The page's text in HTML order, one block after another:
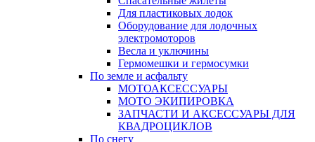
Для пластиковых лодок
Оборудование для лодочных
электромоторов
Весла и уключины
Гермомешки и гермосумки
По земле и асфальту
МОТОАКСЕССУАРЫ
МОТО ЭКИПИРОВКА
ЗАПЧАСТИ И АКСЕССУАРЫ ДЛЯ
КВАДРОЦИКЛОВ
По снегу